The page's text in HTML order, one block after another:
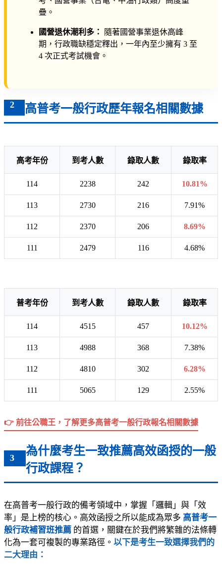
疊。
國營退休潮利多：
隨著國營事業退休高峰
期，行政職缺穩定釋出，一年內至少擁有 3 至
4 次正式考試機會。
2 高普考一般行政歷年報名相關數據
高考年份 到考人數 錄取人數 錄取率
114 2238 242 10.81%
113 2730 216 7.91%
112 2370 206 8.69%
111 2479 116 4.68%
普考年份 到考人數 錄取人數 錄取率
114 4515 457 10.12%
113 4988 368 7.38%
112 4810 302 6.28%
111 5065 129 2.55%
👉 前往公職王，了解更多高普考一般行政報名相關數據
3
為什麼考生一致推薦高效函授的一般
行政課程？
在高普考一般行政的備考領域中，掌握「邏輯」與「效
率」是上榜的核心。高效函授之所以能成為眾多 高普考一
般行政補習班推薦 的首選，關鍵在於我們將繁雜的法條轉
化為一套可複製的專業路徑。 以下是考生一致選擇我們的
二大理由：